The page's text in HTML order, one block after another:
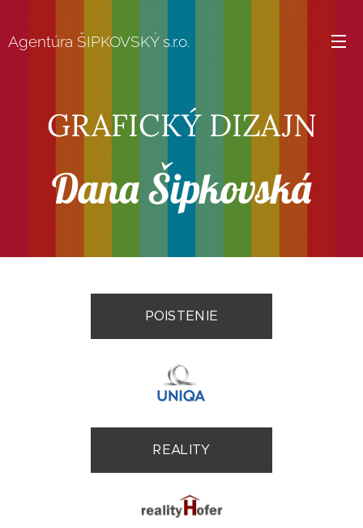
Agentúra ŠIPKOVSKÝ s.r.o.
GRAFICKÝ DIZAJN
Dana Šipkovská
POISTENIE
REALITY